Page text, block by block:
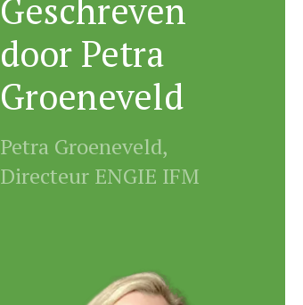
Geschreven
door Petra
Groeneveld
Petra Groeneveld,
Directeur ENGIE IFM